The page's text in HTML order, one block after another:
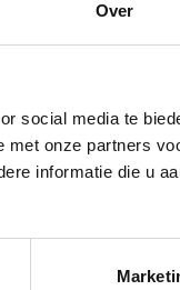
Over
social media te
met onze partners
informatie die u
uitstoot
kg CO₂ / m³